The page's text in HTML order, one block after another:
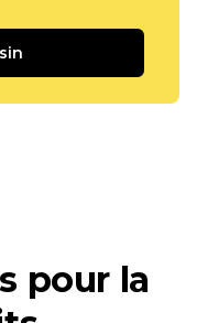
pour la